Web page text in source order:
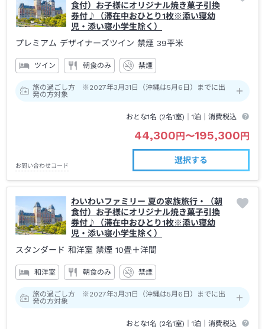
食付）お子様にオリジナル焼き菓子引換
券付♪（滞在中おひとり1枚※添い寝幼
児・添い寝小学生除く）
プレミアム デザイナーズツイン 禁煙 39平米
ツイン 朝食のみ 禁煙
旅の過ごし方 ※2027年3月31日（沖縄は5月6日）までに出
発の方対象
おとな1名 (2名1室)｜1泊 ｜消費税込
44,300円〜195,300円
お問い合わせコード
選択する
わいわいファミリー 夏の家族旅行・（朝
食付）お子様にオリジナル焼き菓子引換
券付♪（滞在中おひとり1枚※添い寝幼
児・添い寝小学生除く）
スタンダード 和洋室 禁煙 10畳＋洋間
和洋室 朝食のみ 禁煙
旅の過ごし方 ※2027年3月31日（沖縄は5月6日）までに出
発の方対象
おとな1名 (2名1室)｜1泊 ｜消費税込